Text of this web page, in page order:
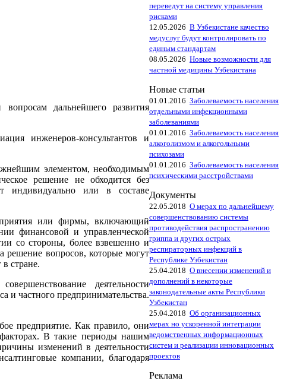
дальнейшего развития
инженеров-консультантов и
элементом, необходимым
решение не обходится без
индивидуально или в составе
или фирмы, включающий
финансовой и управленческой
со стороны, более взвешенно и
решение вопросов, которые могут
стране.
деятельности
и частного предпринимательства.
предприятие. Как правило, они
В такие периоды нашим
изменений в деятельности
компании, благодаря
переведут на систему управления
рисками
12.05.2026 В Узбекистане качество
медуслуг будут контролировать по
единым стандартам
08.05.2026 Новые возможности для
частной медицины Узбекистана
Новые статьи
01.01.2016 Заболеваемость населения
отдельными инфекционными
заболеваниями
01.01.2016 Заболеваемость населения
алкоголизмом и алкогольными
психозами
01.01.2016 Заболеваемость населения
психическими расстройствами
Документы
22.05.2018 О мерах по дальнейшему
совершенствованию системы
противодействия распространению
гриппа и других острых
респираторных инфекций в
Республике Узбекистан
25.04.2018 О внесении изменений и
дополнений в некоторые
законодательные акты Республики
Узбекистан
25.04.2018 Об организационных
мерах но ускоренной интеграции
ведомственных информационных
систем и реализации инновационных
проектов
Реклама